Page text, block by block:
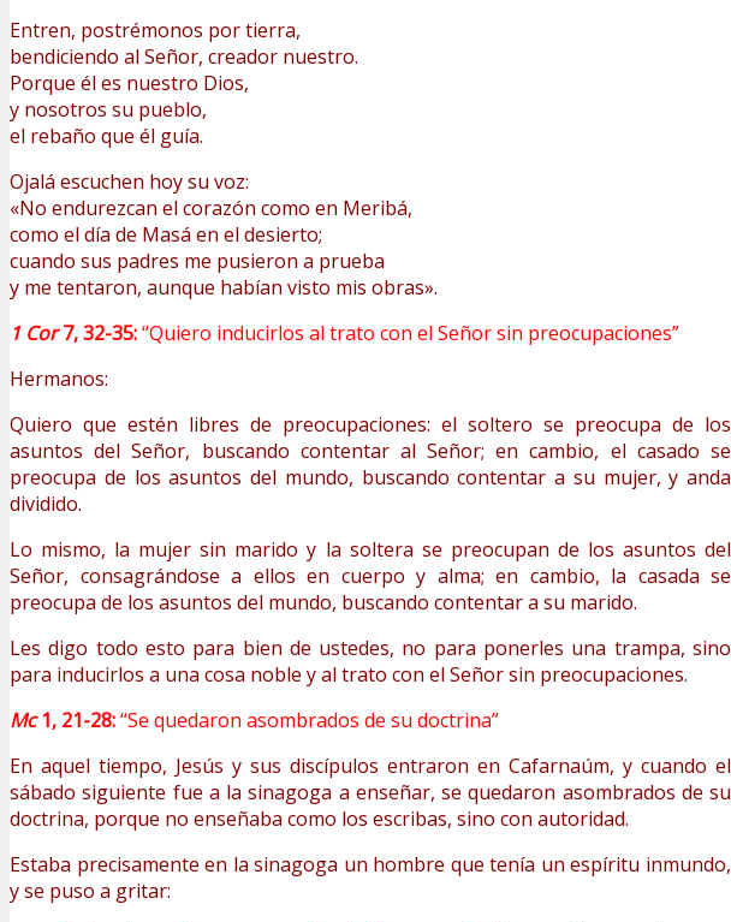
Entren, postrémonos por tierra,
bendiciendo al Señor, creador nuestro.
Porque él es nuestro Dios,
y nosotros su pueblo,
el rebaño que él guía.
Ojalá escuchen hoy su voz:
«No endurezcan el corazón como en Meribá,
como el día de Masá en el desierto;
cuando sus padres me pusieron a prueba
y me tentaron, aunque habían visto mis obras».
1 Cor7, 32-35:“Quiero inducirlos al trato con el Señor sin preocupaciones”
Hermanos:
Quiero que estén libres de preocupaciones: el soltero se preocupa de los
asuntos del Señor, buscando contentar al Señor; en cambio, el casado se
preocupa de los asuntos del mundo, buscando contentar a su mujer, y anda
dividido.
Lo mismo, la mujer sin marido y la soltera se preocupan de los asuntos del
Señor, consagrándose a ellos en cuerpo y alma; en cambio, la casada se
preocupa de los asuntos del mundo, buscando contentar a su marido.
Les digo todo esto para bien de ustedes, no para ponerles una trampa, sino
para inducirlos a una cosa noble y al trato con el Señor sin preocupaciones.
Mc1, 21-28:“Se quedaron asombrados de su doctrina”
En aquel tiempo, Jesús y sus discípulos entraron en Cafarnaúm, y cuando el
sábado siguiente fue a la sinagoga a enseñar, se quedaron asombrados de su
doctrina, porque no enseñaba como los escribas, sino con autoridad.
Estaba precisamente en la sinagoga un hombre que tenía un espíritu inmundo,
y se puso a gritar: